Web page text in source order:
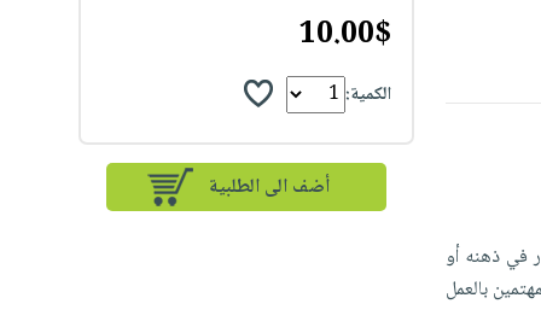
في ذهنه أو
بالعمل
10.00$
الكمية:
أضف الى الطلبية